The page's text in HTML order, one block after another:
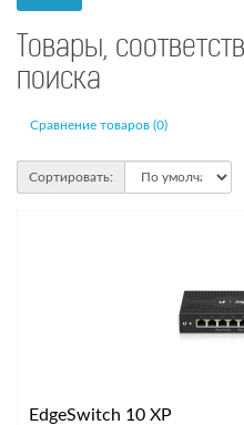
Товары,
поиска
Сравнение товаров (0)
Сортировать:
EdgeSwitch 10 XP